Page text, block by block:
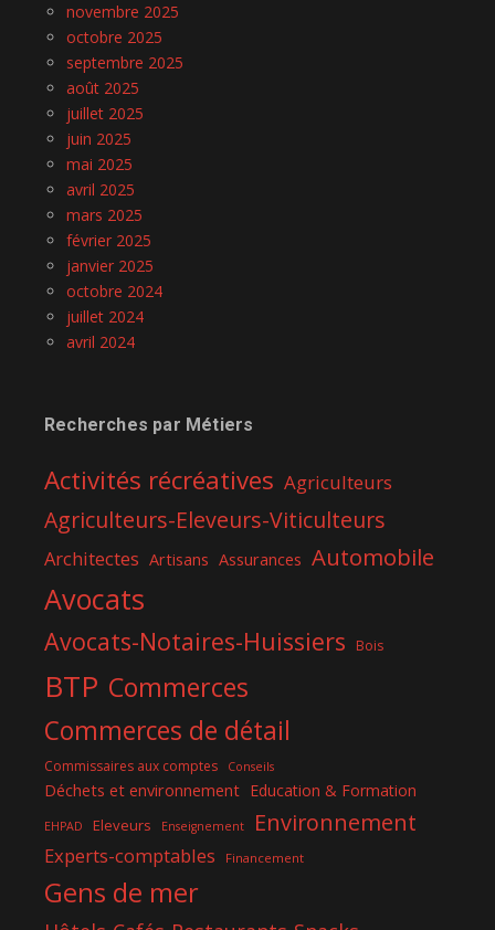
novembre 2025
octobre 2025
septembre 2025
août 2025
juillet 2025
juin 2025
mai 2025
avril 2025
mars 2025
février 2025
janvier 2025
octobre 2024
juillet 2024
avril 2024
Recherches par Métiers
Activités récréatives Agriculteurs
Agriculteurs-Eleveurs-Viticulteurs
Architectes Artisans Assurances Automobile
Avocats
Avocats-Notaires-Huissiers Bois
BTP Commerces
Commerces de détail
Commissaires aux comptes Conseils
Déchets et environnement Education & Formation
EHPAD Eleveurs Enseignement Environnement
Experts-comptables Financement
Gens de mer